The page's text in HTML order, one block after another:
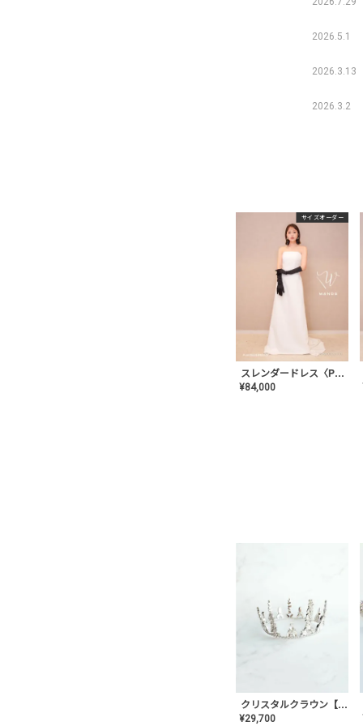
2026.5.1
2026.3.13
2026.3.2
サイズオーダー
スレンダードレス〈PD-WDOR-2110〉
¥84,000
クリスタルクラウン【MA-COHD-01】韓国風クラウン/ウェディングクラウン/ティアラ
¥29,700